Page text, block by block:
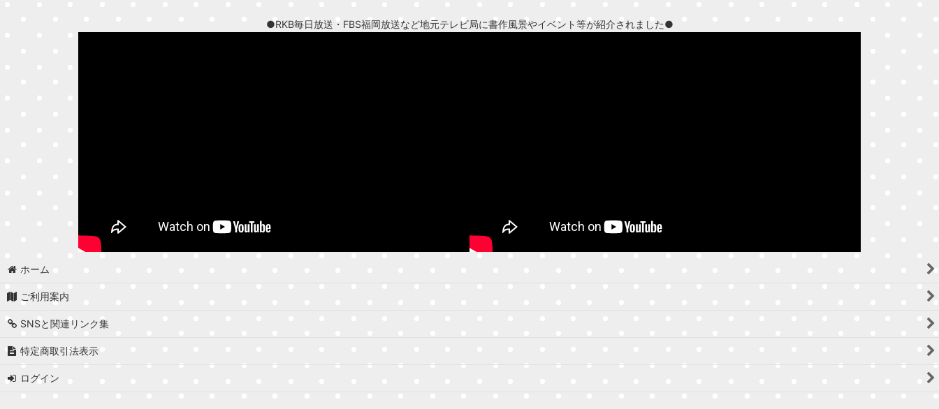
●RKB毎日放送・FBS福岡放送など地元テレビ局に書作風景やイベント等が紹介されました●
ホーム
ご利用案内
SNSと関連リンク集
特定商取引法表示
ログイン